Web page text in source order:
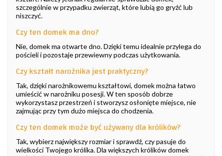
szczególnie w przypadku zwierząt, które lubią go gryźć lub
niszczyć.
Czy ten domek ma dno?
Nie, domek ma otwarte dno. Dzięki temu idealnie przylega do
pościeli i pozostaje przewiewny podczas użytkowania.
Czy kształt narożnika jest praktyczny?
Tak, dzięki narożnikowemu kształtowi, domek można łatwo
umieścić w narożniku posesji. W ten sposób dobrze
wykorzystasz przestrzeń i stworzysz osłonięte miejsce, nie
zajmując przy tym dużo miejsca do chodzenia.
Czy ten domek może być używany dla królików?
Tak, wybierz największy rozmiar i sprawdź, czy pasuje do
wielkości Twojego królika. Dla większych królików domek